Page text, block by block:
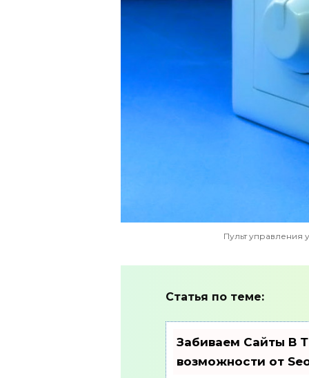
Пульт
Статья по теме:
Забиваем Сайты В
возможности от